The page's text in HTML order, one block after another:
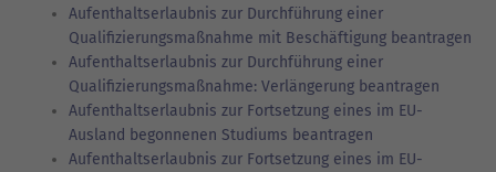
Aufenthaltserlaubnis zur Durchführung einer
Qualifizierungsmaßnahme mit Beschäftigung beantragen
Aufenthaltserlaubnis zur Durchführung einer
Qualifizierungsmaßnahme: Verlängerung beantragen
Aufenthaltserlaubnis zur Fortsetzung eines im EU-
Ausland begonnenen Studiums beantragen
Aufenthaltserlaubnis zur Fortsetzung eines im EU-